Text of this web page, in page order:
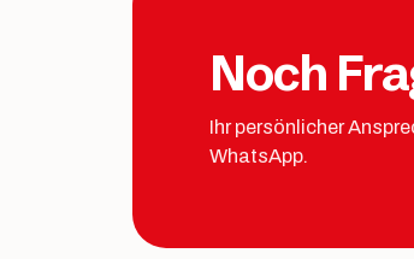
Noch
Ihr persönlicher
WhatsApp.